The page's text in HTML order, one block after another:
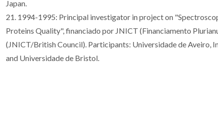
Japan.
21. 1994-1995: Principal investigator in project on
Proteins Quality", financiado por JNICT (Financiamento
(JNICT/British Council). Participants: Universidade de Aveiro,
and Universidade de Bristol.